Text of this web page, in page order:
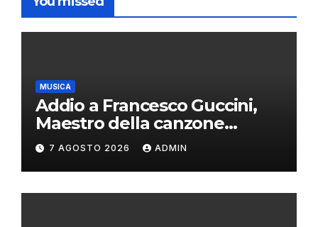
MUSICA
Addio a Francesco Guccini,
Maestro della canzone
d’autore
7 AGOSTO 2026 ADMIN